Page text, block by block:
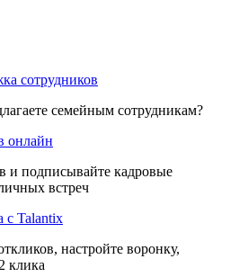
сотрудников
семейным сотрудникам?
онлайн
и подписывайте кадровые
встреч
с Talantix
настройте воронку,
клика